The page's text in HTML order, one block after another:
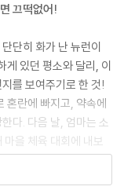
끄떡없어!
단히 화가 난 뉴런이
게 있던 평소와 달리, 이
를 보여주기로 한 것!
혼란에 빠지고, 약속에
다. 다음 날, 엄마는 소
을 체육 대회에 내보
할 수 있을까? 평소에
당하지 않을 수 있을